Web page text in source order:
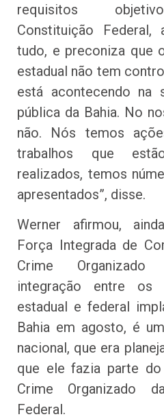
requisitos
Constituição Federal,
tudo, e preconiza que
estadual não tem
está acontecendo na
pública da Bahia. No
não. Nós temos
trabalhos que
realizados, temos
apresentados”, disse.
Werner afirmou,
Força Integrada de
Crime Organizado
integração entre os
estadual e federal
Bahia em agosto, é
nacional, que era
que ele fazia parte
Crime Organizado
Federal.